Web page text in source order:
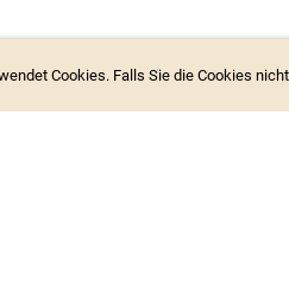
Cookies. Falls Sie die Cookies